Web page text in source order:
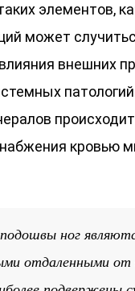
элементов,
может
внешних
происходит
кровью
подошвы ног
отдаленными от